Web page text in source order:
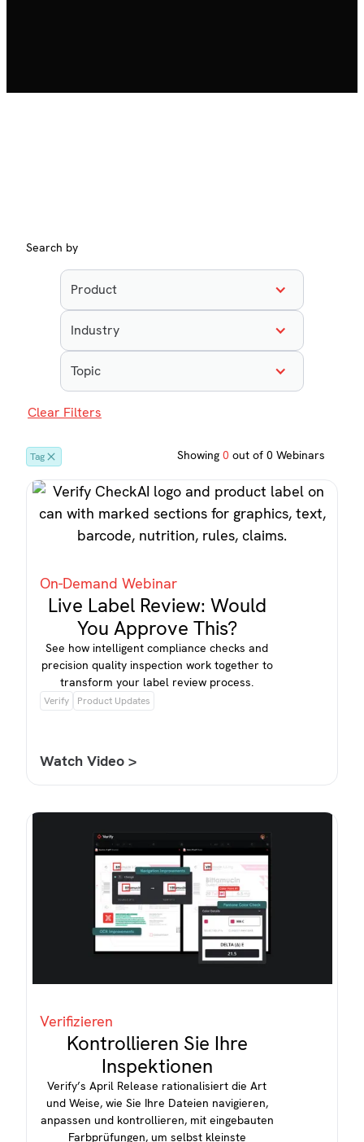
Search by
Product
Industry
Topic
Clear Filters
Tag Showing 0 out of 0 Webinars
On-Demand Webinar
Live Label Review: Would
You Approve This?
See how intelligent compliance checks and
precision quality inspection work together to
transform your label review process.
Verify Product Updates
Watch Video >
Verifizieren
Kontrollieren Sie Ihre
Inspektionen
Verify’s April Release rationalisiert die Art
und Weise, wie Sie Ihre Dateien navigieren,
anpassen und kontrollieren, mit eingebauten
Farbprüfungen, um selbst kleinste